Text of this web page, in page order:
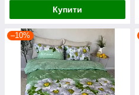
Купити
–10%